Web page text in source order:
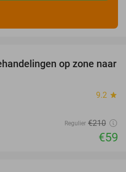
72%
op zone naar
9.2 star
Regulier €210
€59